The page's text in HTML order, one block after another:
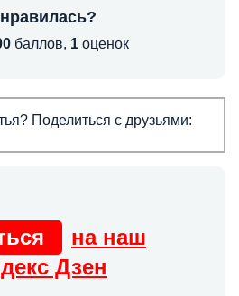
баллов, 1 оценок
Поделиться с друзьями:
на наш
Дзен